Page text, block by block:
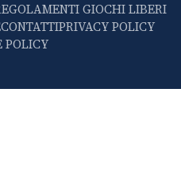
GIOCHI LIBERI
CONTATTIPRIVACY POLICY
POLICY